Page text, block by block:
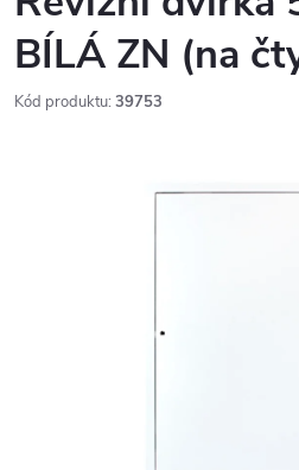
BÍLÁ ZN (na
Kód produktu: 39753